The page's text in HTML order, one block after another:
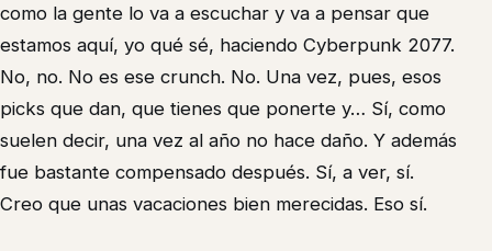
como la gente lo va a escuchar y va a pensar que
estamos aquí, yo qué sé, haciendo Cyberpunk 2077.
No, no. No es ese crunch. No. Una vez, pues, esos
picks que dan, que tienes que ponerte y… Sí, como
suelen decir, una vez al año no hace daño. Y además
fue bastante compensado después. Sí, a ver, sí.
Creo que unas vacaciones bien merecidas. Eso sí.